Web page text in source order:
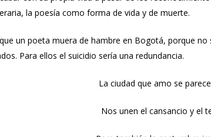
la poesía como forma de vida y de muerte.
un poeta muera de hambre en Bogotá, porque
Para ellos el suicidio sería una redundancia.
La ciudad que amo se
Nos unen el cansancio y el